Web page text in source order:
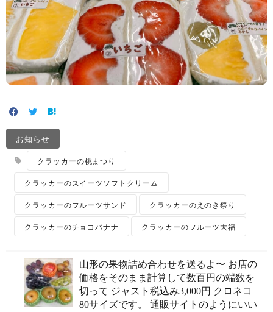
お知らせ
クラッカーの桃まつり
クラッカーのスイーツソフトクリーム
クラッカーのフルーツサンド クラッカーのえのき祭り
クラッカーのチョコバナナ クラッカーのフルーツ大福
山形の果物詰め合わせを送るよ〜 お店の
価格をそのまま計算して数百円の端数を
切って ジャスト税込み3,000円️ クロネコ
80サイズです。 通販サイトのようにいい